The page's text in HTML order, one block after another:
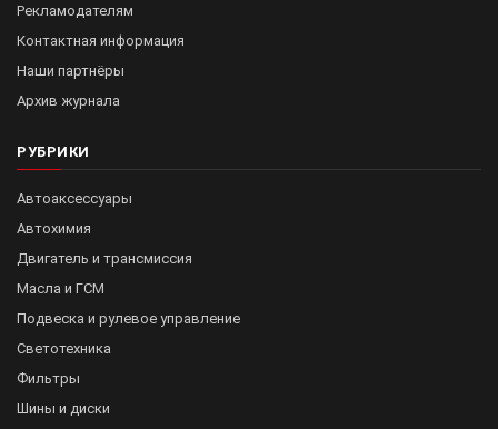
Рекламодателям
Контактная информация
Наши партнёры
Архив журнала
РУБРИКИ
Автоаксессуары
Автохимия
Двигатель и трансмиссия
Масла и ГСМ
Подвеска и рулевое управление
Светотехника
Фильтры
Шины и диски